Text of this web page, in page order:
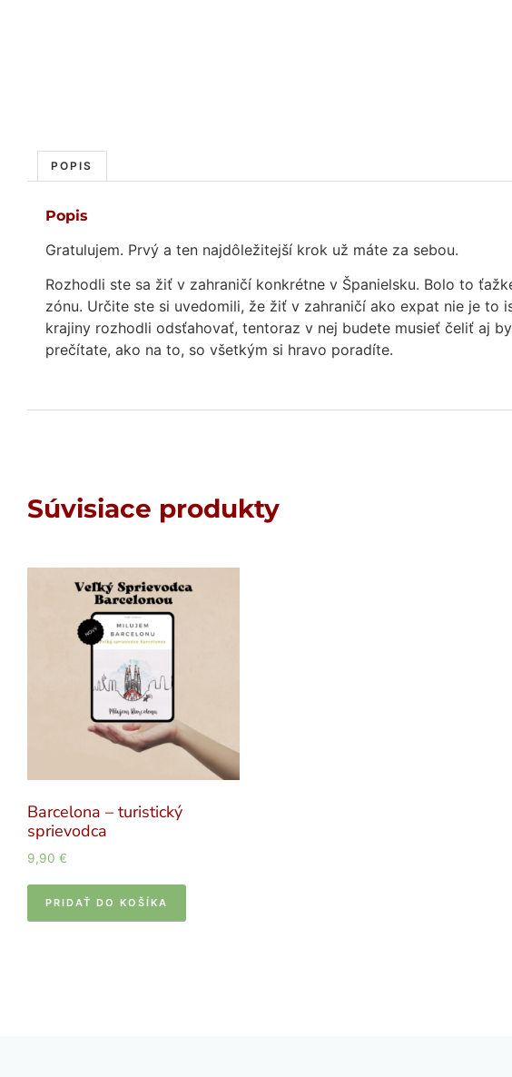
POPIS
Popis
Gratulujem. Prvý a ten najdôležitejší krok už máte za sebou.
Rozhodli ste sa žiť v zahraničí konkrétne v Španielsku. Bolo to
zónu. Určite ste si uvedomili, že žiť v zahraničí ako expat nie je
krajiny rozhodli odsťahovať, tentoraz v nej budete musieť čeliť aj
prečítate, ako na to, so všetkým si hravo poradíte.
Súvisiace produkty
Barcelona – turistický
sprievodca
9,90 €
PRIDAŤ DO KOŠÍKA